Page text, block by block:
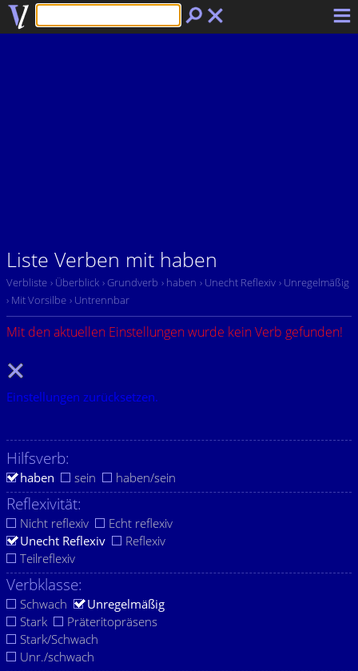
Liste Verben mit haben
Verbliste › Überblick › Grundverb › haben › Unecht Reflexiv › Unregelmäßig
› Mit Vorsilbe › Untrennbar
Mit den aktuellen Einstellungen wurde kein Verb gefunden!
Einstellungen zurücksetzen.
Hilfsverb:
haben sein haben/sein
Reflexivität:
Nicht reflexiv
Echt reflexiv
Unecht Reflexiv
Reflexiv
Teilreflexiv
Verbklasse:
Schwach
Unregelmäßig
Stark
Präteritopräsens
Stark/Schwach
Unr./schwach